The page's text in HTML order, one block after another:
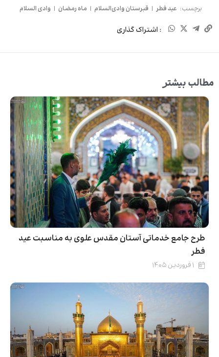
برچسب: عید فطر | قبرستان وادی‌السلام | ماه رمضان | وادی السلام
: اشتراک گذاری
مطالب بیشتر
طرح جامع خدماتی آستان مقدس علوی به مناسبت عید
فطر
۱ فروردین ۱۴۰۵